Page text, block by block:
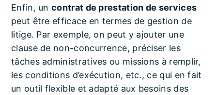
Enfin, uncontrat de prestation de services
peut être efficace en termes de gestion de
litige. Par exemple, on peut y ajouter une
clause de non-concurrence, préciser les
tâches administratives ou missions à remplir,
les conditions d’exécution, etc., ce qui en fait
un outil flexible et adapté aux besoins des